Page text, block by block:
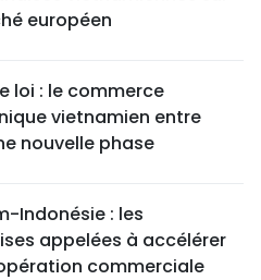
européen
loi : le commerce
vietnamien entre
nouvelle phase
Indonésie : les
appelées à accélérer
commerciale